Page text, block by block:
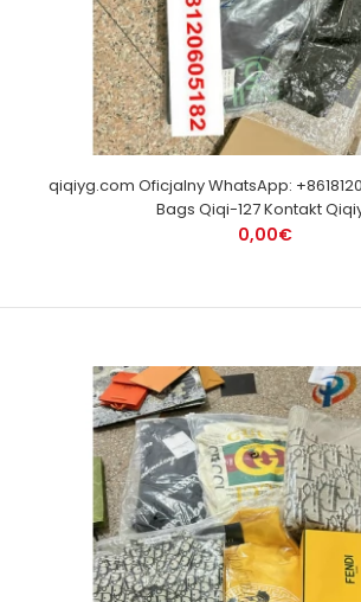
qiqiyg.com Oficjalny WhatsApp:
Bags Qiqi-127 Kontakt
0,00€